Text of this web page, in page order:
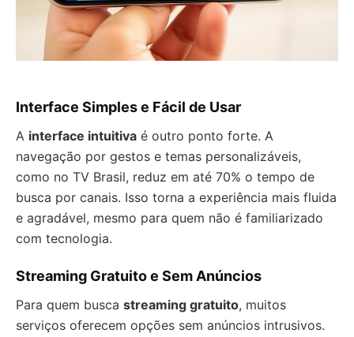
Interface Simples e Fácil de Usar
A interface intuitiva é outro ponto forte. A
navegação por gestos e temas personalizáveis,
como no TV Brasil, reduz em até 70% o tempo de
busca por canais. Isso torna a experiência mais fluida
e agradável, mesmo para quem não é familiarizado
com tecnologia.
Streaming Gratuito e Sem Anúncios
Para quem busca streaming gratuito, muitos
serviços oferecem opções sem anúncios intrusivos.